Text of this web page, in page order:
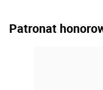
Patronat